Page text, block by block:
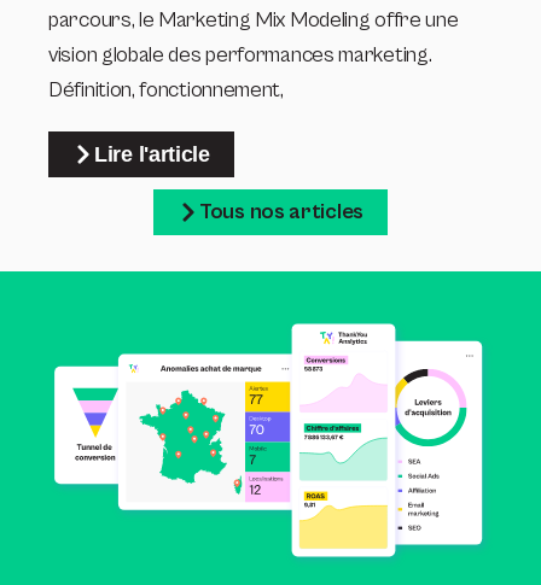
parcours, le Marketing Mix Modeling offre une
vision globale des performances marketing.
Définition, fonctionnement,
Lire l'article
Tous nos articles